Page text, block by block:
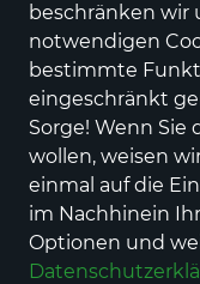
beschränken wir
notwendigen
bestimmte
eingeschränkt
Sorge! Wenn
wollen, weisen
einmal auf die
im Nachhinein
Optionen und
Step by Step
SPACE
"Dino
22/23
Preis
229,00 € inkl.
Statt:299,99 €−24%